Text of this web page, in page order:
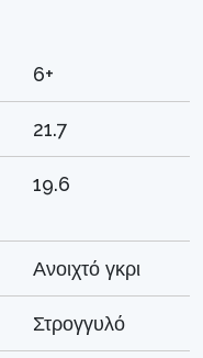
6+
21.7
19.6
Ανοιχτό γκρι
Στρογγυλό